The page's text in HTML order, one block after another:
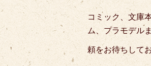
コミック、文庫
ム、プラモデル
頼をお待ちして